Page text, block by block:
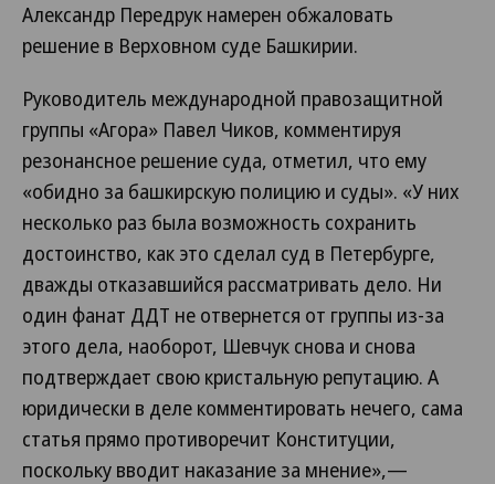
Александр Передрук намерен обжаловать
решение в Верховном суде Башкирии.
Руководитель международной правозащитной
группы «Агора» Павел Чиков, комментируя
резонансное решение суда, отметил, что ему
«обидно за башкирскую полицию и суды». «У них
несколько раз была возможность сохранить
достоинство, как это сделал суд в Петербурге,
дважды отказавшийся рассматривать дело. Ни
один фанат ДДТ не отвернется от группы из-за
этого дела, наоборот, Шевчук снова и снова
подтверждает свою кристальную репутацию. А
юридически в деле комментировать нечего, сама
статья прямо противоречит Конституции,
поскольку вводит наказание за мнение»,—